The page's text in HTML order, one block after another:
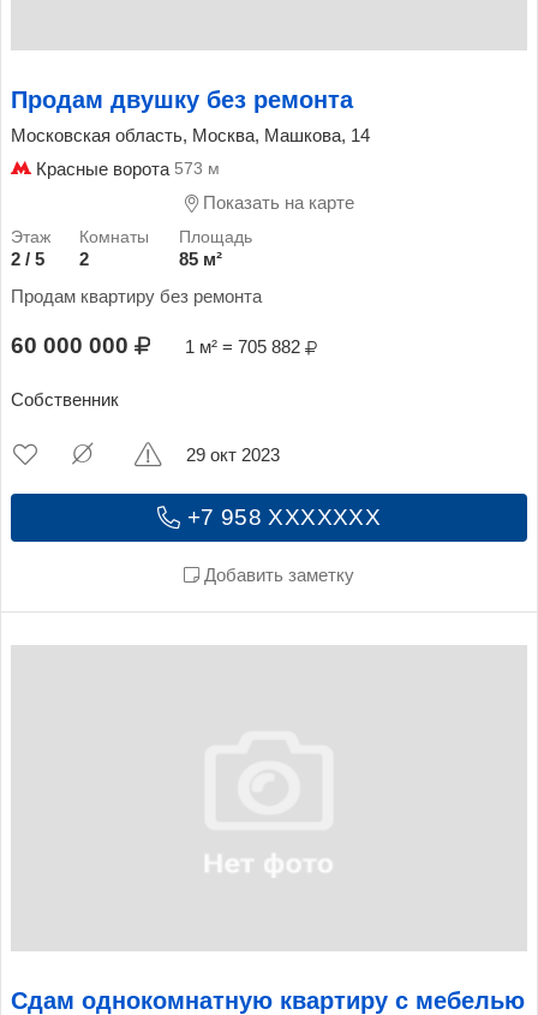
Продам двушку без ремонта
Московская область, Москва, Машкова, 14
Красные ворота 573 м
Показать на карте
2 / 5 2
85 м²
Продам квартиру без ремонта
60 000 000 1 м² = 705 882
Собственник
+7 958 XXXXXXX
Добавить заметку
29 окт 2023
Сдам однокомнатную квартиру с мебелью